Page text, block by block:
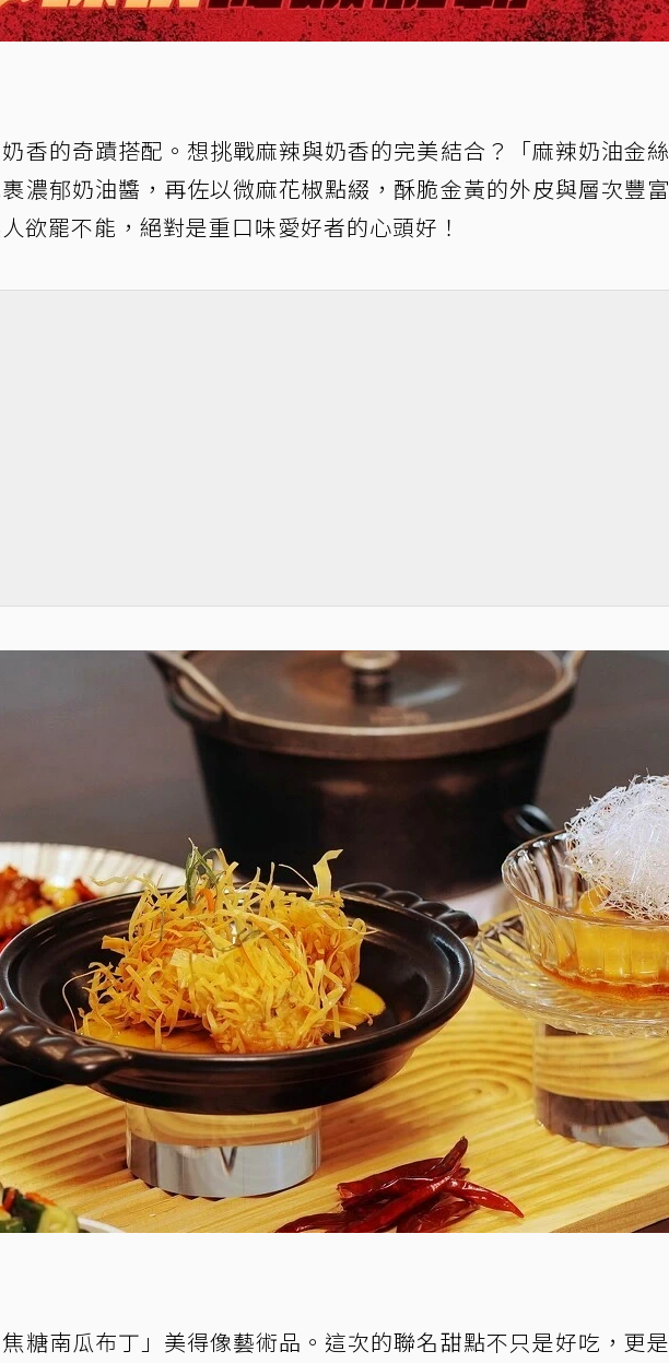
香的奇蹟搭配。想挑戰麻辣與奶香的完美結合？「麻辣奶油金絲
濃郁奶油醬，再佐以微麻花椒點綴，酥脆金黃的外皮與層次豐富
欲罷不能，絕對是重口味愛好者的心頭好！
糖南瓜布丁」美得像藝術品。這次的聯名甜點不只是好吃，更是